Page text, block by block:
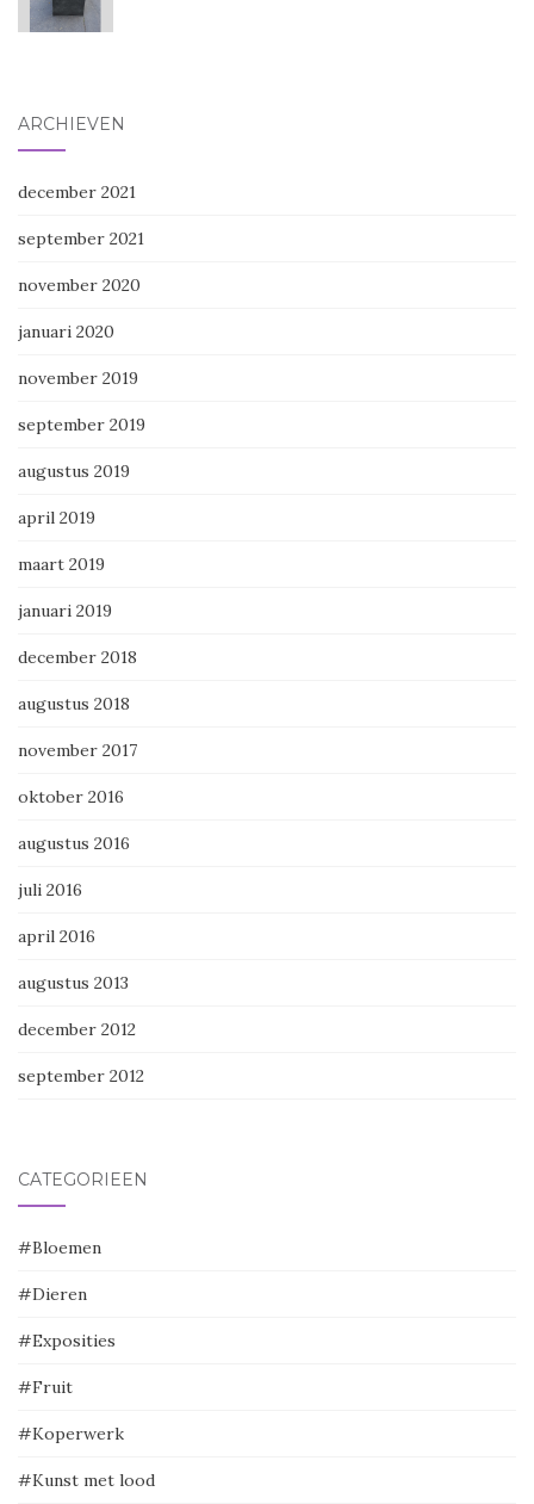
ARCHIEVEN
december 2021
september 2021
november 2020
januari 2020
november 2019
september 2019
augustus 2019
april 2019
maart 2019
januari 2019
december 2018
augustus 2018
november 2017
oktober 2016
augustus 2016
juli 2016
april 2016
augustus 2013
december 2012
september 2012
CATEGORIEËN
#Bloemen
#Dieren
#Exposities
#Fruit
#Koperwerk
#Kunst met lood